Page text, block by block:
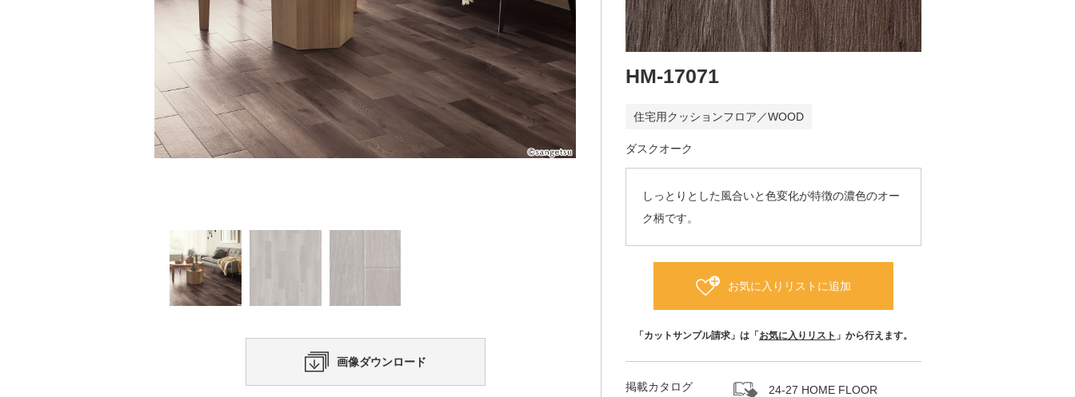
画像ダウンロード
HM-17071
住宅用クッションフロア／WOOD
ダスクオーク
しっとりとした風合いと色変化が特徴の濃色のオー
ク柄です。
お気に入りリストに追加
「カットサンプル請求」は「 お気に入りリスト 」から行えます。
掲載カタログ
24-27 HOME FLOOR